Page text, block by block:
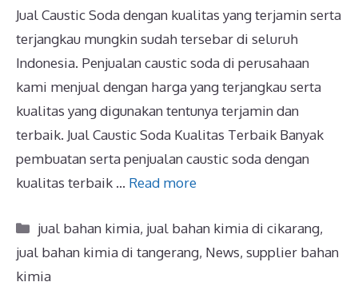
Jual Caustic Soda dengan kualitas yang terjamin serta
terjangkau mungkin sudah tersebar di seluruh
Indonesia. Penjualan caustic soda di perusahaan
kami menjual dengan harga yang terjangkau serta
kualitas yang digunakan tentunya terjamin dan
terbaik. Jual Caustic Soda Kualitas Terbaik Banyak
pembuatan serta penjualan caustic soda dengan
kualitas terbaik … Read more
jual bahan kimia, jual bahan kimia di cikarang,
jual bahan kimia di tangerang, News, supplier bahan
kimia